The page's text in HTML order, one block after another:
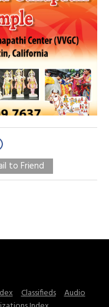
to Friend
Classifieds
Audio